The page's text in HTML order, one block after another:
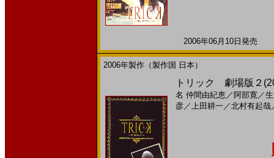
2006年06月10日発売
2006年製作（製作国 日本）
トリック 劇場版２
名 仲間由紀恵／ 阿部寛／
彦／上田耕一 ／北村有起哉